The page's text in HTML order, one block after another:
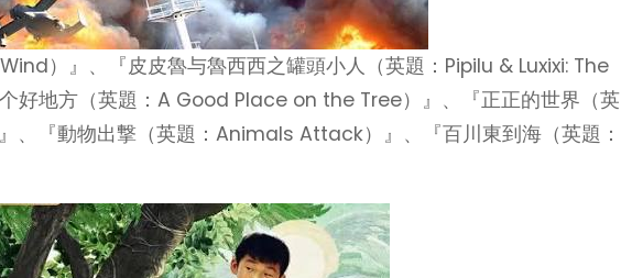
）』、『皮皮魯与魯西西之罐頭小人（英題：Pipilu & Luxixi: The
好地方（英題：A Good Place on the Tree）』、『正正的世界（英
、『動物出撃（英題：Animals Attack）』、『百川東到海（英題：